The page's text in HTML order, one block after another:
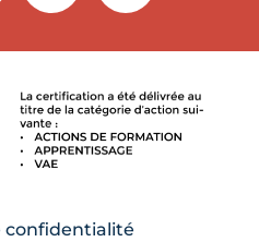
confidentialité